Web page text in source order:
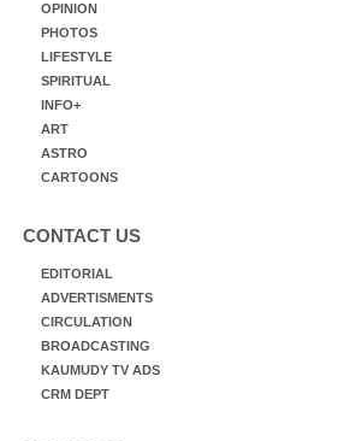
OPINION
PHOTOS
LIFESTYLE
SPIRITUAL
INFO+
ART
ASTRO
CARTOONS
CONTACT US
EDITORIAL
ADVERTISMENTS
CIRCULATION
BROADCASTING
KAUMUDY TV ADS
CRM DEPT